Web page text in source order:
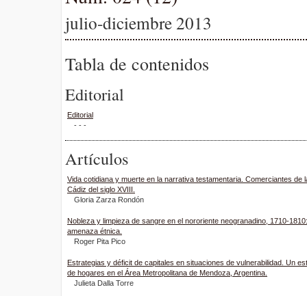
julio-diciembre 2013
Tabla de contenidos
Editorial
Editorial
- - -
Artículos
Vida cotidiana y muerte en la narrativa testamentaria. Comerciantes de
Cádiz del siglo XVIII.
Gloria Zarza Rondón
Nobleza y limpieza de sangre en el nororiente neogranadino, 1710-
amenaza étnica.
Roger Pita Pico
Estrategias y déficit de capitales en situaciones de vulnerabilidad. Un
de hogares en el Área Metropolitana de Mendoza, Argentina.
Julieta Dalla Torre